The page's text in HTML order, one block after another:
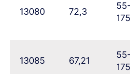
13080 72,3
55-
13085 67,21
55-